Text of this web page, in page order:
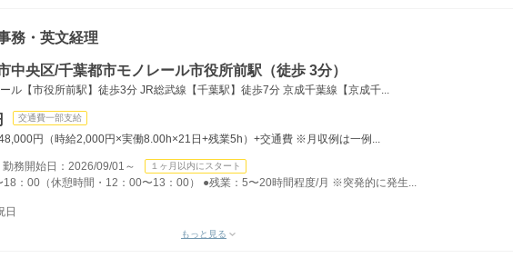
務・英文経理
中央区/千葉都市モノレール市役所前駅（徒歩 3分）
ル【市役所前駅】徒歩3分 JR総武線【千葉駅】徒歩7分 京成千葉線【京成千...
交通費一部支給
円（時給2,000円×実働8.00h×21日+残業5h）+交通費 ※月収例は一例...
開始日：2026/09/01～ １ヶ月以内にスタート
：00（休憩時間・12：00〜13：00） ●残業：5〜20時間程度/月 ※突発的に発生...
日
もっと見る